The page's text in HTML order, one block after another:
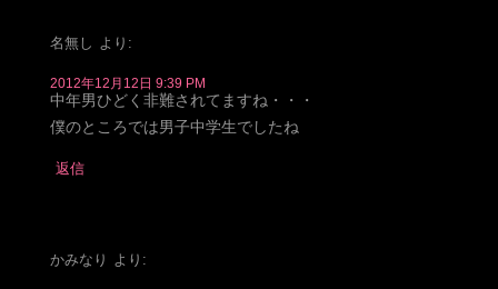
名無し より:
2012年12月12日 9:39 PM
中年男ひどく非難されてますね・・・
僕のところでは男子中学生でしたね
返信
かみなり より: